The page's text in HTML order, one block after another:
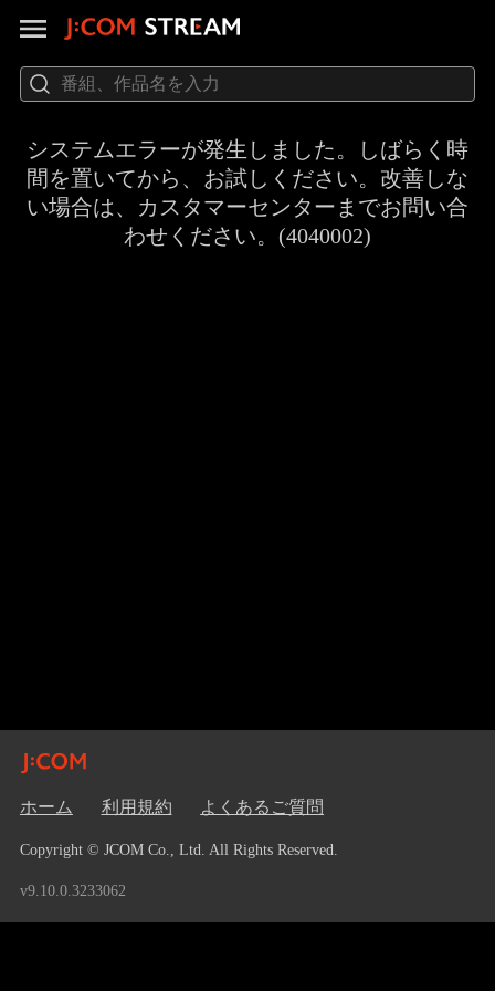
システムエラーが発生しました。しばらく時
間を置いてから、お試しください。改善しな
い場合は、カスタマーセンターまでお問い合
わせください。(4040002)
ホーム 利用規約 よくあるご質問
Copyright © JCOM Co., Ltd. All Rights Reserved.
v9.10.0.3233062